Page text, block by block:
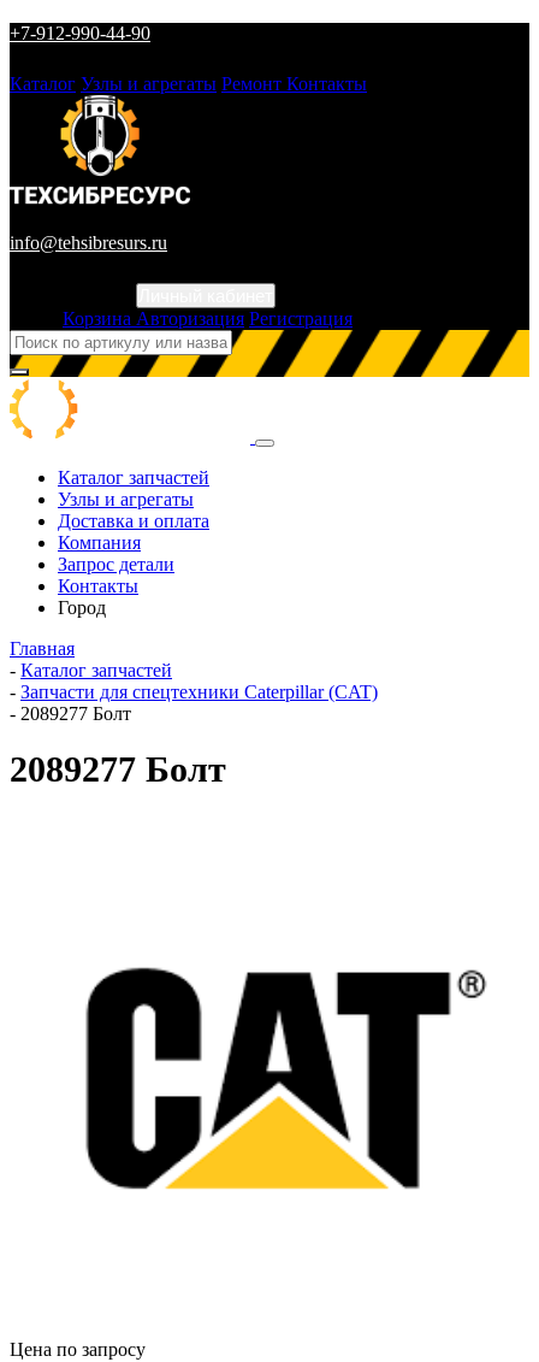
+7-912-990-44-90
Каталог Узлы и агрегаты Ремонт Контакты
info@tehsibresurs.ru
Корзина Авторизация Регистрация
Каталог запчастей
Узлы и агрегаты
Доставка и оплата
Компания
Запрос детали
Контакты
Город
Главная
- Каталог запчастей
- Запчасти для спецтехники Caterpillar (CAT)
- 2089277 Болт
2089277 Болт
Цена по запросу